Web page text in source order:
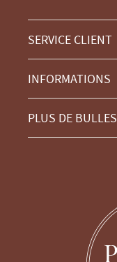
SERVICE CLIENT
INFORMATIONS
PLUS DE BULLES